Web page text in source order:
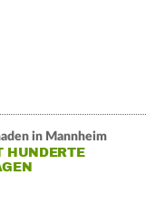
in Mannheim
HUNDERTE